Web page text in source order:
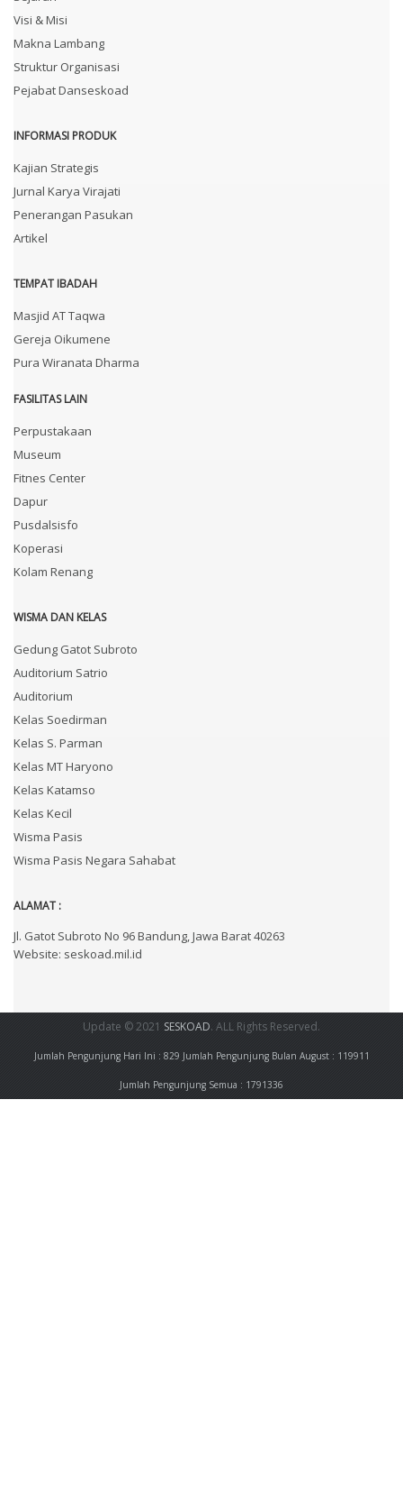
Visi & Misi
Makna Lambang
Struktur Organisasi
Pejabat Danseskoad
INFORMASI PRODUK
Kajian Strategis
Jurnal Karya Virajati
Penerangan Pasukan
Artikel
TEMPAT IBADAH
Masjid AT Taqwa
Gereja Oikumene
Pura Wiranata Dharma
FASILITAS LAIN
Perpustakaan
Museum
Fitnes Center
Dapur
Pusdalsisfo
Koperasi
Kolam Renang
WISMA DAN KELAS
Gedung Gatot Subroto
Auditorium Satrio
Auditorium
Kelas Soedirman
Kelas S. Parman
Kelas MT Haryono
Kelas Katamso
Kelas Kecil
Wisma Pasis
Wisma Pasis Negara Sahabat
ALAMAT :
Jl. Gatot Subroto No 96 Bandung, Jawa Barat 40263
Website: seskoad.mil.id
Update © 2021 SESKOAD. ALL Rights Reserved.
Jumlah Pengunjung Hari Ini : 829 Jumlah Pengunjung Bulan August : 119911
Jumlah Pengunjung Semua : 1791336